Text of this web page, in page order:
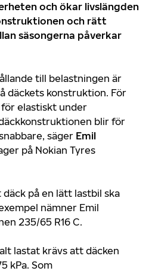
och ökar livslängden
och rätt
säsongerna påverkar
till belastningen är
däckets konstruktion. För
elastiskt under
blir för
säger Emil
på Nokian Tyres
på en lätt lastbil ska
nämner Emil
235/65 R16 C.
lastat krävs att däcken
kPa. Som